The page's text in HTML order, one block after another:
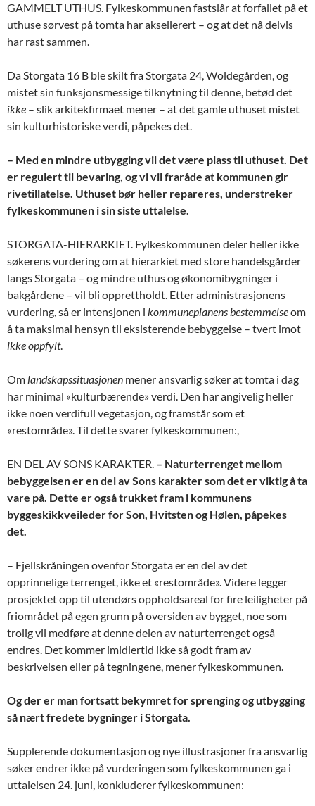
GAMMELT UTHUS. Fylkeskommunen fastslår at forfallet på et
uthuse sørvest på tomta har aksellerert – og at det nå delvis
har rast sammen.
Da Storgata 16 B ble skilt fra Storgata 24, Woldegården, og
mistet sin funksjonsmessige tilknytning til denne, betød det
ikke – slik arkitekfirmaet mener – at det gamle uthuset mistet
sin kulturhistoriske verdi, påpekes det.
– Med en mindre utbygging vil det være plass til uthuset. Det
er regulert til bevaring, og vi vil fraråde at kommunen gir
rivetillatelse. Uthuset bør heller repareres, understreker
fylkeskommunen i sin siste uttalelse.
STORGATA-HIERARKIET. Fylkeskommunen deler heller ikke
søkerens vurdering om at hierarkiet med store handelsgårder
langs Storgata – og mindre uthus og økonomibygninger i
bakgårdene – vil bli opprettholdt. Etter administrasjonens
vurdering, så er intensjonen i kommuneplanens bestemmelseom
å ta maksimal hensyn til eksisterende bebyggelse – tvert imot
ikke oppfylt.
Om landskapssituasjonen mener ansvarlig søker at tomta i dag
har minimal «kulturbærende» verdi. Den har angivelig heller
ikke noen verdifull vegetasjon, og framstår som et
«restområde». Til dette svarer fylkeskommunen:,
EN DEL AV SONS KARAKTER. – Naturterrenget mellom
bebyggelsen er en del av Sons karakter som det er viktig å ta
vare på. Dette er også trukket fram i kommunens
byggeskikkveileder for Son, Hvitsten og Hølen, påpekes
det.
– Fjellskråningen ovenfor Storgata er en del av det
opprinnelige terrenget, ikke et «restområde». Videre legger
prosjektet opp til utendørs oppholdsareal for fire leiligheter på
friområdet på egen grunn på oversiden av bygget, noe som
trolig vil medføre at denne delen av naturterrenget også
endres. Det kommer imidlertid ikke så godt fram av
beskrivelsen eller på tegningene, mener fylkeskommunen.
Og der er man fortsatt bekymret for sprenging og utbygging
så nært fredete bygninger i Storgata.
Supplerende dokumentasjon og nye illustrasjoner fra ansvarlig
søker endrer ikke på vurderingen som fylkeskommunen ga i
uttalelsen 24. juni, konkluderer fylkeskommunen: